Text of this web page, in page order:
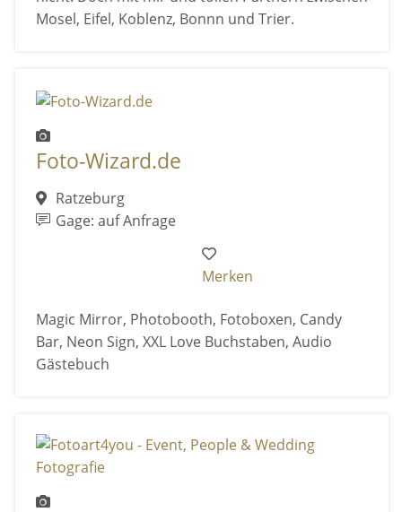
Mosel, Eifel, Koblenz, Bonnn und Trier.
Foto-Wizard.de
Ratzeburg
Gage: auf Anfrage
Merken
Magic Mirror, Photobooth, Fotoboxen, Candy
Bar, Neon Sign, XXL Love Buchstaben, Audio
Gästebuch